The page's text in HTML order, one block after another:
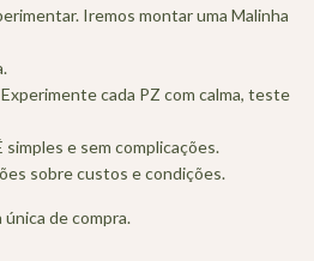
Iremos montar uma Malinha
cada PZ com calma, teste
e sem complicações.
sobre custos e condições.
de compra.